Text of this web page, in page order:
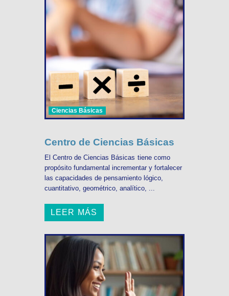
Ciencias Básicas
Centro de Ciencias Básicas
El Centro de Ciencias Básicas tiene como
propósito fundamental incrementar y fortalecer
las capacidades de pensamiento lógico,
cuantitativo, geométrico, analítico, ...
LEER MÁS